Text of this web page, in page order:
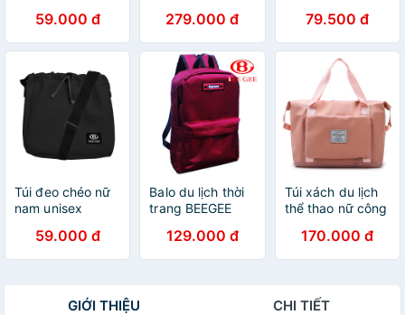
dạng rút Hàn
quốc BEE GEE
091
59.000 đ 279.000 đ 79.500 đ
Túi đeo chéo nữ
nam unisex
dạng rút Hàn
quốc BEE GEE
59.000 đ
Balo du lịch thời
trang BEEGEE
129.000 đ
Túi xách du lịch
thể thao nữ công
cách mới BEE
GEE T1005-
170.000 đ
GIỚI THIỆU CHI TIẾT